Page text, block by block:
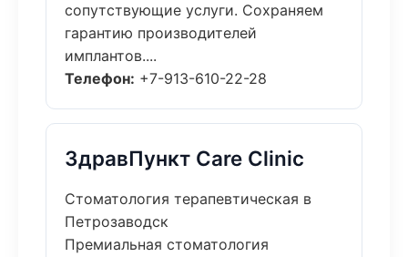
сопутствующие услуги. Сохраняем
гарантию производителей
имплантов....
Телефон: +7-913-610-22-28
ЗдравПункт Care Clinic
Стоматология терапевтическая в
Петрозаводск
Премиальная стоматология